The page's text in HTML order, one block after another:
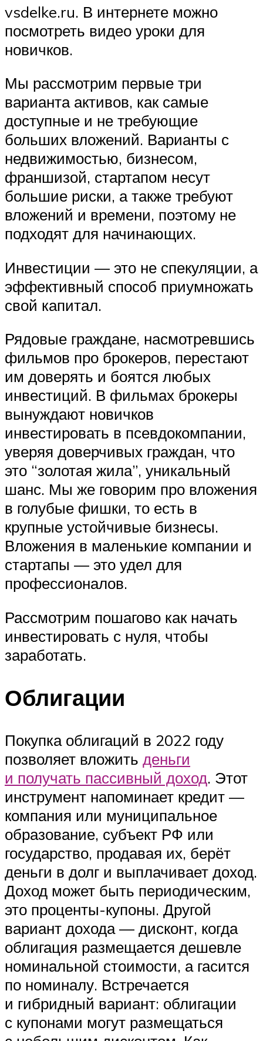
vsdelke.ru. В интернете можно
посмотреть видео уроки для
новичков.
Мы рассмотрим первые три
варианта активов, как самые
доступные и не требующие
больших вложений. Варианты с
недвижимостью, бизнесом,
франшизой, стартапом несут
большие риски, а также требуют
вложений и времени, поэтому не
подходят для начинающих.
Инвестиции — это не спекуляции, а
эффективный способ приумножать
свой капитал.
Рядовые граждане, насмотревшись
фильмов про брокеров, перестают
им доверять и боятся любых
инвестиций. В фильмах брокеры
вынуждают новичков
инвестировать в псевдокомпании,
уверяя доверчивых граждан, что
это “золотая жила”, уникальный
шанс. Мы же говорим про вложения
в голубые фишки, то есть в
крупные устойчивые бизнесы.
Вложения в маленькие компании и
стартапы — это удел для
профессионалов.
Рассмотрим пошагово как начать
инвестировать с нуля, чтобы
заработать.
Облигации
Покупка облигаций в 2022 году
позволяет вложить деньги
и получать пассивный доход. Этот
инструмент напоминает кредит —
компания или муниципальное
образование, субъект РФ или
государство, продавая их, берёт
деньги в долг и выплачивает доход.
Доход может быть периодическим,
это проценты-купоны. Другой
вариант дохода — дисконт, когда
облигация размещается дешевле
номинальной стоимости, а гасится
по номиналу. Встречается
и гибридный вариант: облигации
с купонами могут размещаться